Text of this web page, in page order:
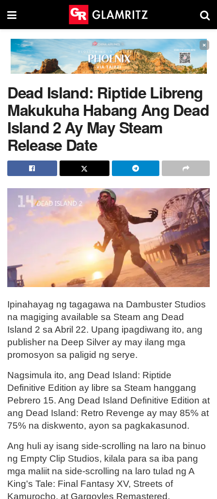
×
Dead Island: Riptide Libreng
Makukuha Habang Ang Dead
Island 2 Ay May Steam
Release Date
Ipinahayag ng tagagawa na Dambuster Studios
na magiging available sa Steam ang Dead
Island 2 sa Abril 22. Upang ipagdiwang ito, ang
publisher na Deep Silver ay may ilang mga
promosyon sa paligid ng serye.
Nagsimula ito, ang Dead Island: Riptide
Definitive Edition ay libre sa Steam hanggang
Pebrero 15. Ang Dead Island Definitive Edition at
ang Dead Island: Retro Revenge ay may 85% at
75% na diskwento, ayon sa pagkakasunod.
Ang huli ay isang side-scrolling na laro na binuo
ng Empty Clip Studios, kilala para sa iba pang
mga maliit na side-scrolling na laro tulad ng A
King's Tale: Final Fantasy XV, Streets of
Kamurocho, at Gargoyles Remastered.